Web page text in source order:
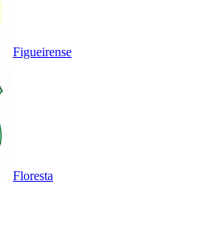
Figueirense
Floresta